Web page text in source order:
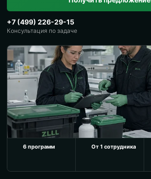
+7 (499) 226-29-15
Консультация по задаче
6 программ От 1 сотрудника